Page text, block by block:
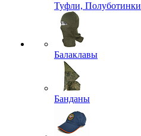
Туфли, Полуботинки
Балаклавы
Банданы